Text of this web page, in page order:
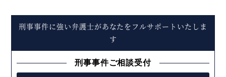
刑事事件に強い弁護士があなたをフルサポートいたしま
す
刑事事件ご相談受付